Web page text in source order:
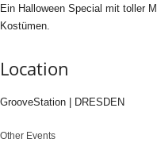
Ein Halloween Special mit toller
Kostümen.
Location
GrooveStation | DRESDEN
Other Events